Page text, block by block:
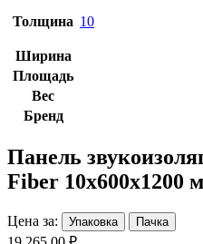
Толщина 10
Ширина
Площадь
Вес
Бренд
Панель
Fiber 10х600х1200
Цена за: Упаковка Пачка